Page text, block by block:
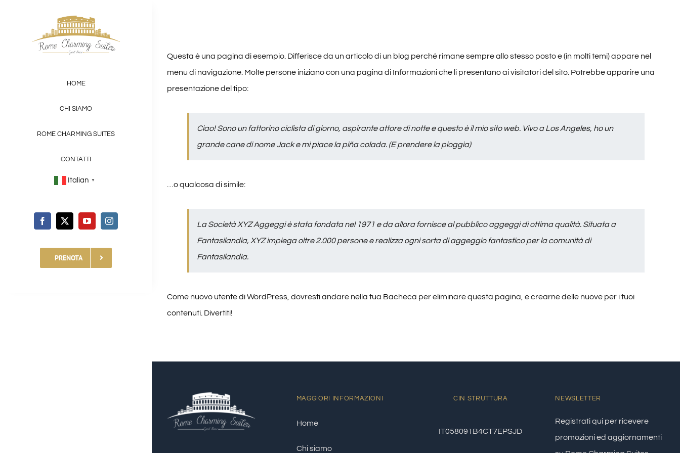
contenuto
HOME
CHI SIAMO
ROME CHARMING SUITES
CONTATTI
Italian ▼
PRENOTA
Questa è una pagina di esempio. Differisce da un articolo di un blog perché rimane sempre allo stesso posto e (in molti temi) appare nel
menu di navigazione. Molte persone iniziano con una pagina di Informazioni che li presentano ai visitatori del sito. Potrebbe apparire una
presentazione del tipo:
Ciao! Sono un fattorino ciclista di giorno, aspirante attore di notte e questo è il mio sito web. Vivo a Los Angeles, ho un
grande cane di nome Jack e mi piace la piña colada. (E prendere la pioggia)
…o qualcosa di simile:
La Società XYZ Aggeggi è stata fondata nel 1971 e da allora fornisce al pubblico aggeggi di ottima qualità. Situata a
Fantasilandia, XYZ impiega oltre 2.000 persone e realizza ogni sorta di aggeggio fantastico per la comunità di
Fantasilandia.
Come nuovo utente di WordPress, dovresti andare nella tua Bacheca per eliminare questa pagina, e crearne delle nuove per i tuoi
contenuti. Divertiti!
MAGGIORI INFORMAZIONI
Home
Chi siamo
CIN STRUTTURA
IT058091B4CT7EPSJD
NEWSLETTER
Registrati qui per ricevere
promozioni ed aggiornamenti